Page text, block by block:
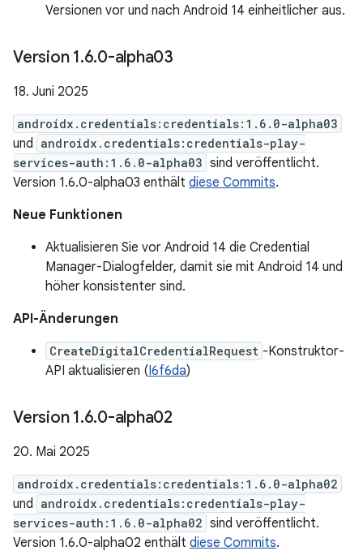
Versionen vor und nach Android 14 einheitlicher aus.
Version 1.6.0-alpha03
18. Juni 2025
androidx.credentials:credentials:1.6.0-alpha03
und androidx.credentials:credentials-play-
services-auth:1.6.0-alpha03 sind veröffentlicht.
Version 1.6.0-alpha03 enthält diese Commits.
Neue Funktionen
Aktualisieren Sie vor Android 14 die Credential
Manager-Dialogfelder, damit sie mit Android 14 und
höher konsistenter sind.
API-Änderungen
CreateDigitalCredentialRequest -Konstruktor-
API aktualisieren (I6f6da)
Version 1.6.0-alpha02
20. Mai 2025
androidx.credentials:credentials:1.6.0-alpha02
und androidx.credentials:credentials-play-
services-auth:1.6.0-alpha02 sind veröffentlicht.
Version 1.6.0-alpha02 enthält diese Commits.